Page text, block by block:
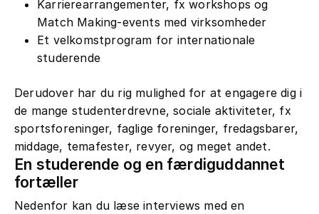
Karrierearrangementer, fx workshops og
Match Making-events med virksomheder
Et velkomstprogram for internationale
studerende
Derudover har du rig mulighed for at engagere dig i
de mange studenterdrevne, sociale aktiviteter, fx
sportsforeninger, faglige foreninger, fredagsbarer,
middage, temafester, revyer, og meget andet.
En studerende og en færdiguddannet
fortæller
Nedenfor kan du læse interviews med en